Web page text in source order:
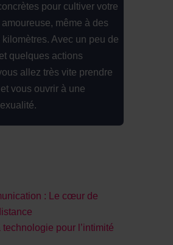
pour cultiver votre
même à des
Avec un peu de
quelques actions
allez très vite prendre
vous ouvrir à une
: Le cœur de
pour l’intimité